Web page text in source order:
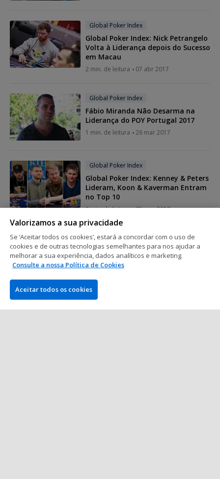
Global Poker Index
Global Poker Index: Nick Petrangelo
Volta à Liderança depois do Sucesso
em Macau
2 min. de leitura 07 abr 2017
Global Poker Index
Fábio Miranda Não Desarma na
Liderança do POY Portugal 2017
1 min. de leitura 26 mar 2017
Global Poker Index
Global Poker Index: Kenney & Peters
Lideram, Koon & Kaverman Entram
no Top 10
3 min. de leitura 05 mar 2017
Global Poker Index
Fábio Miranda Novo Líder no POY
Portugal 2017
Mostrar mais posts
Valorizamos a sua privacidade
Se ‘Aceitar todos os cookies’, estará a concordar com o uso de
cookies e de outras tecnologias semelhantes para nos ajudar a
melhorar a sua experiência, dados analíticos e marketing.
Consulte a nossa Política de Cookies
Aceitar todos os cookies